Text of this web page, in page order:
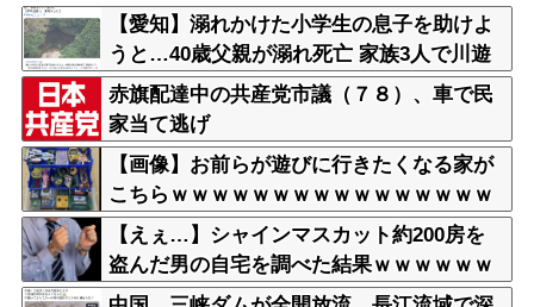
【愛知】溺れかけた小学生の息子を助けよ
うと…40歳父親が溺れ死亡 家族3人で川遊
びに 息子は妻に助けられる
赤旗配達中の共産党市議（７８）、車で民
家当て逃げ
【画像】お前らが遊びに行きたくなる家が
こちらｗｗｗｗｗｗｗｗｗｗｗｗｗｗｗｗ
ｗｗｗｗｗｗｗｗｗｗｗｗｗｗｗｗ
【えぇ…】シャインマスカット約200房を
盗んだ男の自宅を調べた結果ｗｗｗｗｗｗ
ｗｗ